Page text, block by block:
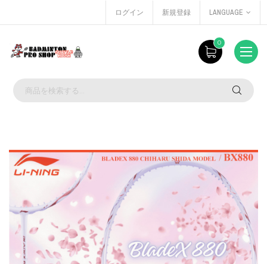
ログイン 新規登録 LANGUAGE
0